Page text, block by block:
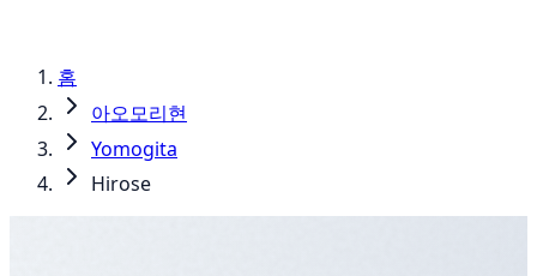
홈
아오모리현
Yomogita
Hirose